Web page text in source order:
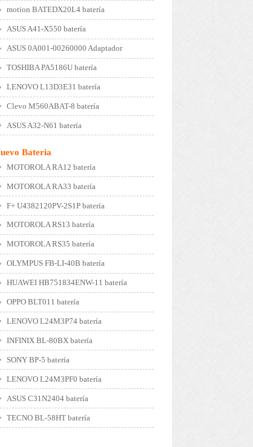
motion BATEDX20L4 batería
ASUS A41-X550 batería
ASUS 0A001-00260000 Adaptador
TOSHIBA PA5186U batería
LENOVO L13D3E31 batería
Clevo M560ABAT-8 batería
ASUS A32-N61 batería
Bateria
MOTOROLA RA12 batería
MOTOROLA RA33 batería
F+ U4382120PV-2S1P batería
MOTOROLA RS13 batería
MOTOROLA RS35 batería
OLYMPUS FB-LI-40B batería
HUAWEI HB751834ENW-11 batería
OPPO BLT011 batería
LENOVO L24M3P74 batería
INFINIX BL-80BX batería
SONY BP-5 batería
LENOVO L24M3PF0 batería
ASUS C31N2404 batería
TECNO BL-58HT batería